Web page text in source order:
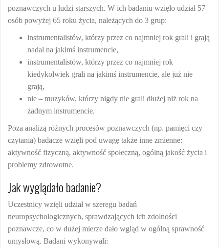
poznawczych u ludzi starszych. W ich badaniu wzięło udział 57
osób powyżej 65 roku życia, należących do 3 grup:
instrumentalistów, którzy przez co najmniej rok grali i grają
nadal na jakimś instrumencie,
instrumentalistów, którzy przez co najmniej rok
kiedykolwiek grali na jakimś instrumencie, ale już nie
grają,
nie – muzyków, którzy nigdy nie grali dłużej niż rok na
żadnym instrumencie,
Poza analizą różnych procesów poznawczych (np. pamięci czy
czytania) badacze wzięli pod uwagę także inne zmienne:
aktywność fizyczną, aktywność społeczną, ogólną jakość życia i
problemy zdrowotne.
Jak wyglądało badanie?
Uczestnicy wzięli udział w szeregu badań
neuropsychologicznych, sprawdzających ich zdolności
poznawcze, co w dużej mierze dało wgląd w ogólną sprawność
umysłową. Badani wykonywali: